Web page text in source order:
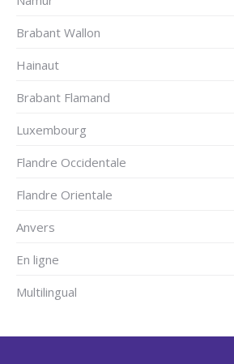
Brabant Wallon
Hainaut
Brabant Flamand
Luxembourg
Flandre Occidentale
Flandre Orientale
Anvers
En ligne
Multilingual